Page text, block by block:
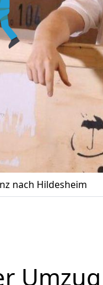
nach Hildesheim